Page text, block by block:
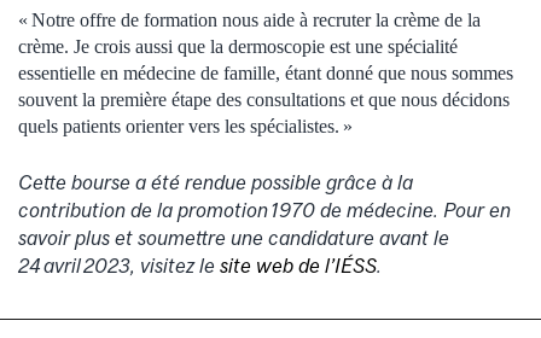
« Notre offre de formation nous aide à recruter la crème de la
crème. Je crois aussi que la dermoscopie est une spécialité
essentielle en médecine de famille, étant donné que nous sommes
souvent la première étape des consultations et que nous décidons
quels patients orienter vers les spécialistes. »
Cette bourse a été rendue possible grâce à la
contribution de la promotion 1970 de médecine. Pour en
savoir plus et soumettre une candidature avant le
24 avril 2023, visitez le site web de l’IÉSS.